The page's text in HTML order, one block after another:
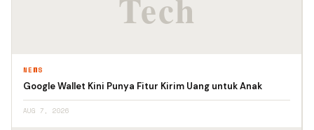
NEWS
Google Wallet Kini Punya Fitur Kirim Uang untuk Anak
AUG 7, 2026